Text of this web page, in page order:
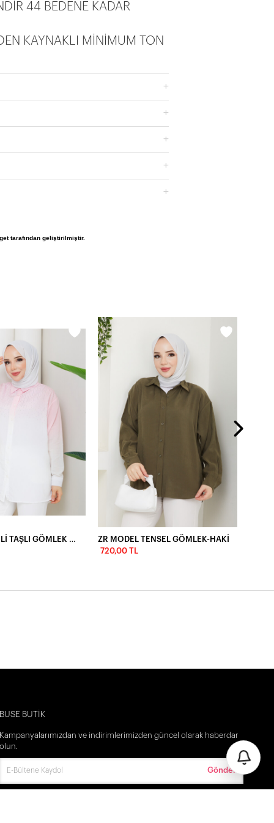
44 BEDENE KADAR
KAYNAKLI MİNİMUM TON
ROCCO ÇİZGİLİ TAŞLI GÖMLEK - TOZ PEMBE
ZR MODEL TENSEL GÖMLEK-HAKİ
720,00 TL
BUSE BUTİK
Kampanyalarımızdan ve indirimlerimizden güncel olarak haberdar
olun.
Gönder